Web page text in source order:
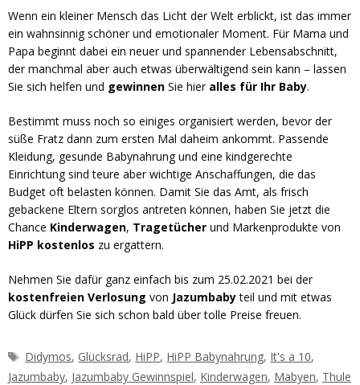
Wenn ein kleiner Mensch das Licht der Welt erblickt, ist das immer
ein wahnsinnig schöner und emotionaler Moment. Für Mama und
Papa beginnt dabei ein neuer und spannender Lebensabschnitt,
der manchmal aber auch etwas überwältigend sein kann – lassen
Sie sich helfen und gewinnen Sie hier alles für Ihr Baby.
Bestimmt muss noch so einiges organisiert werden, bevor der
süße Fratz dann zum ersten Mal daheim ankommt. Passende
Kleidung, gesunde Babynahrung und eine kindgerechte
Einrichtung sind teure aber wichtige Anschaffungen, die das
Budget oft belasten können. Damit Sie das Amt, als frisch
gebackene Eltern sorglos antreten können, haben Sie jetzt die
Chance Kinderwagen, Tragetücher und Markenprodukte von
HiPP kostenlos zu ergattern.
Nehmen Sie dafür ganz einfach bis zum 25.02.2021 bei der
kostenfreien Verlosung von Jazumbabyteil und mit etwas
Glück dürfen Sie sich schon bald über tolle Preise freuen.
Schlagwörter
Didymos, Glücksrad, HiPP, HiPP Babynahrung, It's a 10,
Jazumbaby, Jazumbaby Gewinnspiel, Kinderwagen, Mabyen, Thule